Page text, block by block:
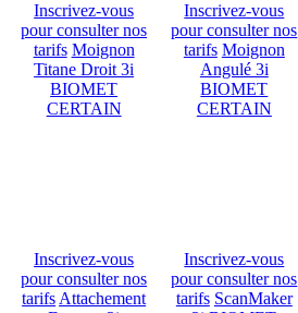
Inscrivez-vous
pour consulter nos
tarifs Moignon
Titane Droit 3i
BIOMET
CERTAIN
Inscrivez-vous
pour consulter nos
tarifs Moignon
Angulé 3i
BIOMET
CERTAIN
Inscrivez-vous
pour consulter nos
tarifs Attachement
Inscrivez-vous
pour consulter nos
tarifs ScanMaker